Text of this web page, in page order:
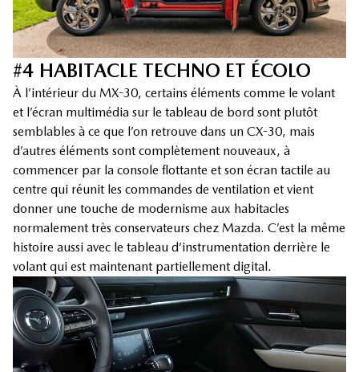
#4 HABITACLE TECHNO ET ÉCOLO
À l’intérieur du MX-30, certains éléments comme le volant
et l’écran multimédia sur le tableau de bord sont plutôt
semblables à ce que l’on retrouve dans un CX-30, mais
d’autres éléments sont complètement nouveaux, à
commencer par la console flottante et son écran tactile au
centre qui réunit les commandes de ventilation et vient
donner une touche de modernisme aux habitacles
normalement très conservateurs chez Mazda. C’est la même
histoire aussi avec le tableau d’instrumentation derrière le
volant qui est maintenant partiellement digital.